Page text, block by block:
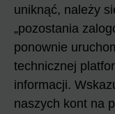
uniknąć, należy
„pozostania
ponownie
technicznej
informacji.
naszych kont na